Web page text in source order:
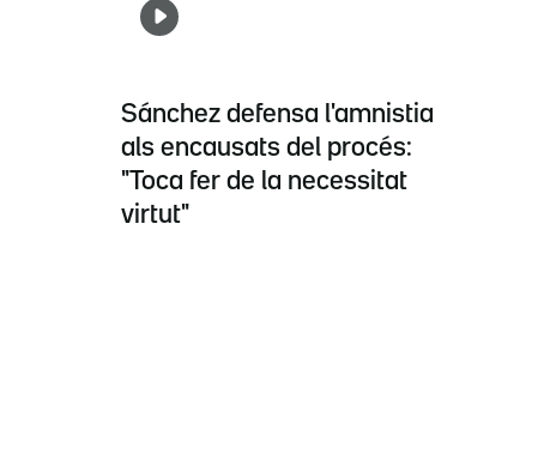
Sánchez defensa l'amnistia
als encausats del procés:
"Toca fer de la necessitat
virtut"